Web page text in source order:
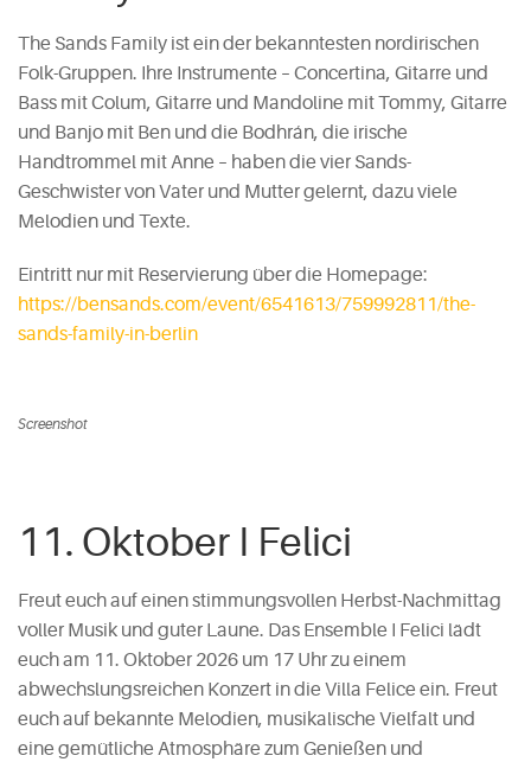
The Sands Family ist ein der bekanntesten nordirischen
Folk-Gruppen. Ihre Instrumente – Concertina, Gitarre und
Bass mit Colum, Gitarre und Mandoline mit Tommy, Gitarre
und Banjo mit Ben und die Bodhrán, die irische
Handtrommel mit Anne – haben die vier Sands-
Geschwister von Vater und Mutter gelernt, dazu viele
Melodien und Texte.
Eintritt nur mit Reservierung über die Homepage:
https://bensands.com/event/6541613/759992811/the-
sands-family-in-berlin
Screenshot
11. Oktober I Felici
Freut euch auf einen stimmungsvollen Herbst-Nachmittag
voller Musik und guter Laune. Das Ensemble I Felici lädt
euch am 11. Oktober 2026 um 17 Uhr zu einem
abwechslungsreichen Konzert in die Villa Felice ein. Freut
euch auf bekannte Melodien, musikalische Vielfalt und
eine gemütliche Atmosphäre zum Genießen und